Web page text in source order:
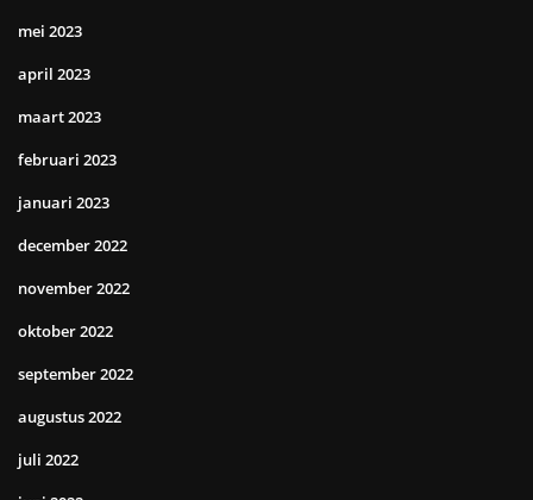
mei 2023
april 2023
maart 2023
februari 2023
januari 2023
december 2022
november 2022
oktober 2022
september 2022
augustus 2022
juli 2022